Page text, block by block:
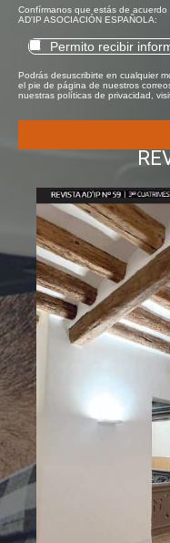
Confírmanos que estás de
AD'IP ASOCIACIÓN ESPAÑOLA:
Permito recibir
Podrás desuscribirte en cualquier
el pie de página de nuestros
nuestras políticas de privacidad,